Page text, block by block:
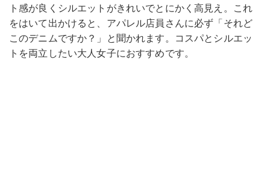
ト感が良くシルエットがきれいでとにかく高見え。これ
をはいて出かけると、アパレル店員さんに必ず「それど
このデニムですか？」と聞かれます。コスパとシルエッ
トを両立したい大人女子におすすめです。